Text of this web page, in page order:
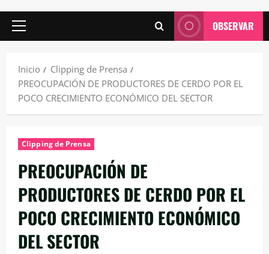
Menú
OBSERVAR
Inicio
Clipping de Prensa
PREOCUPACIÓN DE PRODUCTORES DE CERDO POR EL
POCO CRECIMIENTO ECONÓMICO DEL SECTOR
Clipping de Prensa
PREOCUPACIÓN DE
PRODUCTORES DE CERDO POR EL
POCO CRECIMIENTO ECONÓMICO
DEL SECTOR